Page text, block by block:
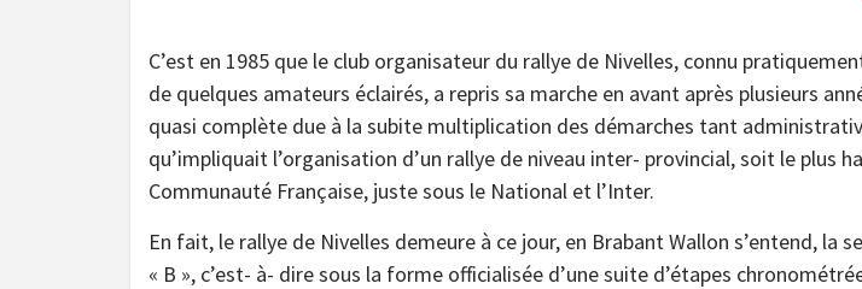
C’est en 1985 que le club organisateur du rallye de Nivelles, connu
de quelques amateurs éclairés, a repris sa marche en avant après plusieurs
quasi complète due à la subite multiplication des démarches tant
qu’impliquait l’organisation d’un rallye de niveau inter- provincial, soit le plus
Communauté Française, juste sous le National et l’Inter.
En fait, le rallye de Nivelles demeure à ce jour, en Brabant Wallon s’entend, la
« B », c’est- à- dire sous la forme officialisée d’une suite d’étapes